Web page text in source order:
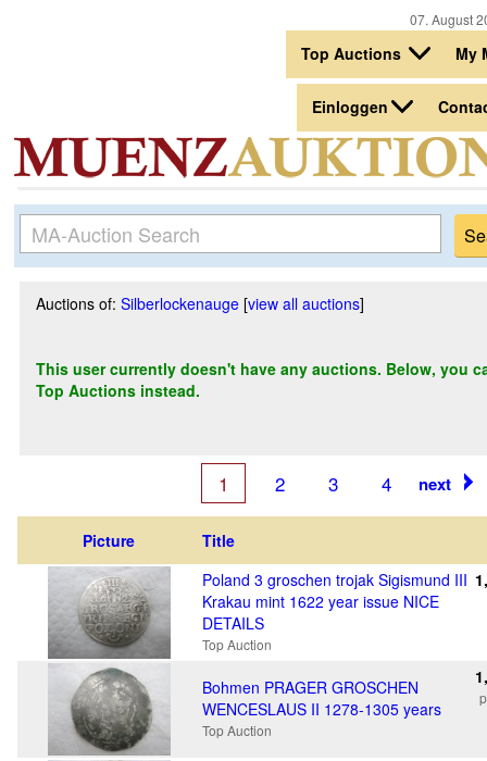
07. August
Top Auctions My
Einloggen
Auctions of: Silberlockenauge [view all auctions]
This user currently doesn't have any auctions. Below, you
Top Auctions instead.
1 2 3 4 next
Picture
Title
Poland 3 groschen trojak Sigismund III
Krakau mint 1622 year issue NICE
DETAILS
Top Auction
Bohmen PRAGER GROSCHEN
WENCESLAUS II 1278-1305 years
Top Auction